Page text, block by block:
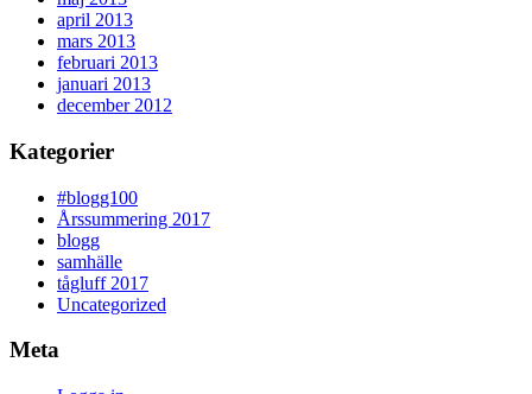
april 2013
mars 2013
februari 2013
januari 2013
december 2012
Kategorier
#blogg100
Årssummering 2017
blogg
samhälle
tågluff 2017
Uncategorized
Meta